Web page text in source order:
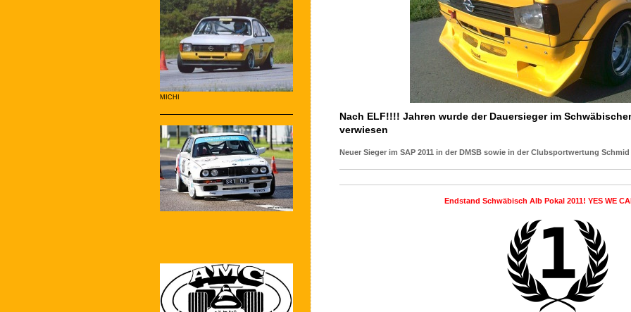
Nach ELF!!!! Jahren wurde der Dauersieger im
verwiesen
Neuer Sieger im SAP 2011 in der DMSB sowie in der Clubsportwertung
Endstand Schwäbisch Alb Pokal 2011! YES WE
MICHI